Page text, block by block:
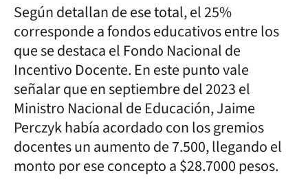
Según detallan de ese total, el 25%
corresponde a fondos educativos entre los
que se destaca el Fondo Nacional de
Incentivo Docente. En este punto vale
señalar que en septiembre del 2023 el
Ministro Nacional de Educación, Jaime
Perczyk había acordado con los gremios
docentes un aumento de 7.500, llegando el
monto por ese concepto a $28.7000 pesos.